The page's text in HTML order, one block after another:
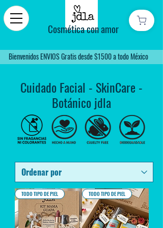
Cosmética con amor
Bienvenidos ENVIOS Gratis desde $1500 a todo México
Cuidado Facial - SkinCare -
Botánico jdla
TODO TIPO DE PIEL TODO TIPO DE PIEL